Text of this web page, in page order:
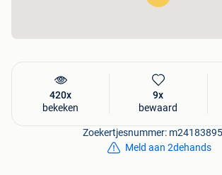
Robuustecrashbars
Technologie:IngebouwdeUSB-
ontspannen zithouding voor rijder en
420x
bekeken
9x
bewaard
Zoekertjesnummer:
Meld aan 2dehands